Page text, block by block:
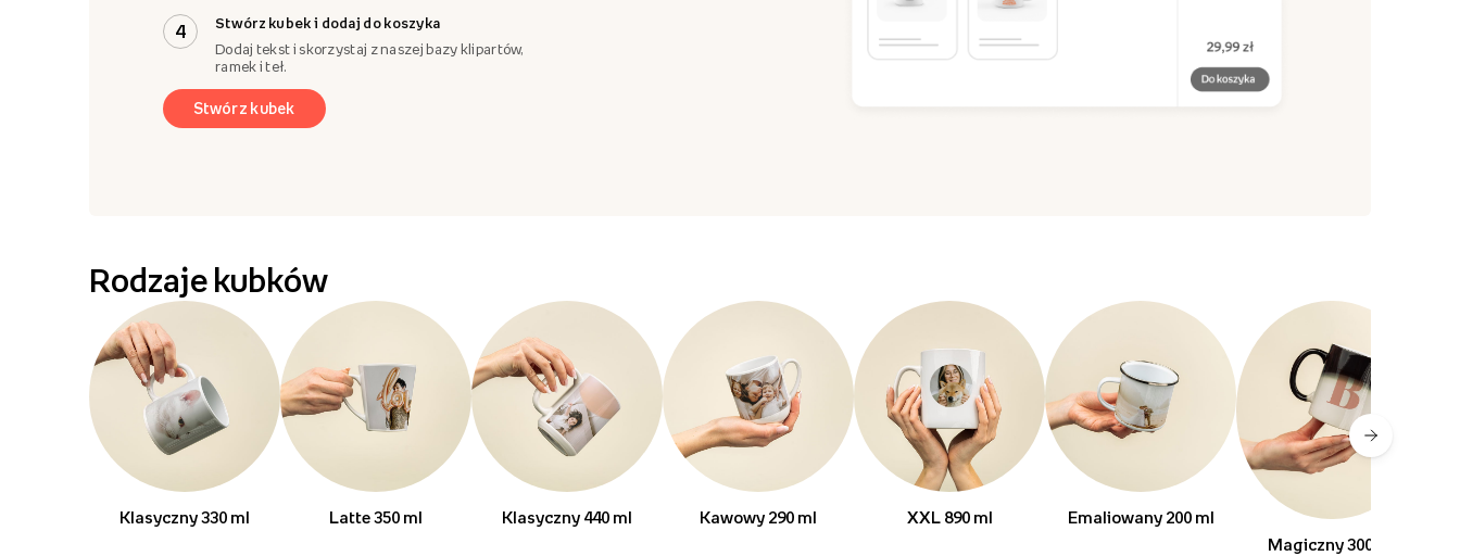
4
Stwórz kubek i dodaj do koszyka
Dodaj tekst i skorzystaj z naszej bazy klipartów,
ramek i teł.
Stwórz kubek
Rodzaje kubków
Klasyczny 330 ml Latte 350 ml Klasyczny 440 ml Kawowy 290 ml XXL 890 ml
Emaliowany 200 ml
Magiczny 300 ml